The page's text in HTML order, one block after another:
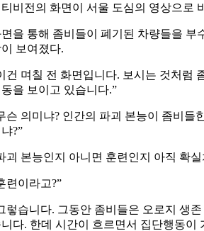
비전의 화면이 서울 도심의 영상으로
을 통해 좀비들이 폐기된 차량들을 부
보여졌다.
건 며칠 전 화면입니다. 보시는 것처럼
을 보이고 있습니다.”
슨 의미냐? 인간의 파괴 본능이 좀비들
?”
괴 본능인지 아니면 훈련인지 아직 확
련이라고?”
렇습니다. 그동안 좀비들은 오로지 생
다. 한데 시간이 흐르면서 집단행동이